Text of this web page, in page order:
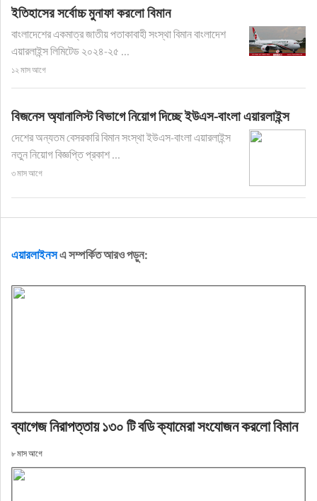
ইতিহাসের সর্বোচ্চ মুনাফা করলো বিমান
বাংলাদেশের একমাত্র জাতীয় পতাকাবাহী সংস্থা বিমান বাংলাদেশ
এয়ারলাইন্স লিমিটেড ২০২৪-২৫ ...
১২ মাস আগে
বিজনেস অ্যানালিস্ট বিভাগে নিয়োগ দিচ্ছে ইউএস-বাংলা এয়ারলাইন্স
দেশের অন্যতম বেসরকারি বিমান সংস্থা ইউএস-বাংলা এয়ারলাইন্স
নতুন নিয়োগ বিজ্ঞপ্তি প্রকাশ ...
৩ মাস আগে
এয়ারলাইনসএ সম্পর্কিত আরও পড়ুন:
ব্যাগেজ নিরাপত্তায় ১৩০ টি বডি ক্যামেরা সংযোজন করলো বিমান
৮ মাস আগে